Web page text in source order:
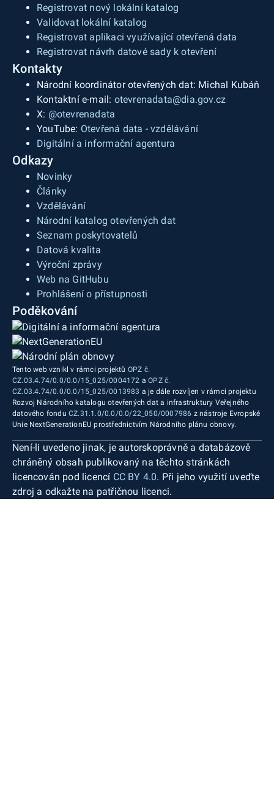
Registrovat nový lokální katalog
Validovat lokální katalog
Registrovat aplikaci využívající otevřená data
Registrovat návrh datové sady k otevření
Kontakty
Národní koordinátor otevřených dat: Michal Kubáň
Kontaktní e-mail: otevrenadata@dia.gov.cz
X: @otevrenadata
YouTube: Otevřená data - vzdělávání
Digitální a informační agentura
Odkazy
Novinky
Články
Vzdělávání
Národní katalog otevřených dat
Seznam poskytovatelů
Datová kvalita
Výroční zprávy
Web na GitHubu
Prohlášení o přístupnosti
Poděkování
Tento web vznikl v rámci projektů OPZ č.
CZ.03.4.74/0.0/0.0/15_025/0004172 aOPZ č.
CZ.03.4.74/0.0/0.0/15_025/0013983 a je dále rozvíjen v rámci projektu
Rozvoj Národního katalogu otevřených dat a infrastruktury Veřejného
datového fondu CZ.31.1.0/0.0/0.0/22_050/0007986 z nástroje Evropské
Unie NextGenerationEU prostřednictvím Národního plánu obnovy.
Není-li uvedeno jinak, je autorskoprávně a databázově
chráněný obsah publikovaný na těchto stránkách
licencován pod licencí CC BY 4.0. Při jeho využití uveďte
zdroj a odkažte na patřičnou licenci.